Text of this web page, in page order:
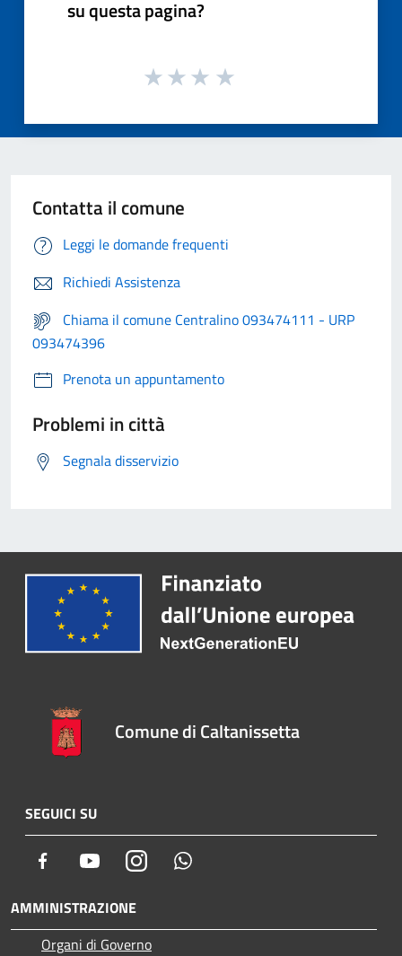
su questa pagina?
Contatta il comune
Leggi le domande frequenti
Richiedi Assistenza
Chiama il comune Centralino 093474111 - URP
093474396
Prenota un appuntamento
Problemi in città
Segnala disservizio
Comune di Caltanissetta
SEGUICI SU
Facebook YoutubeInstagram
AMMINISTRAZIONE
Organi di Governo